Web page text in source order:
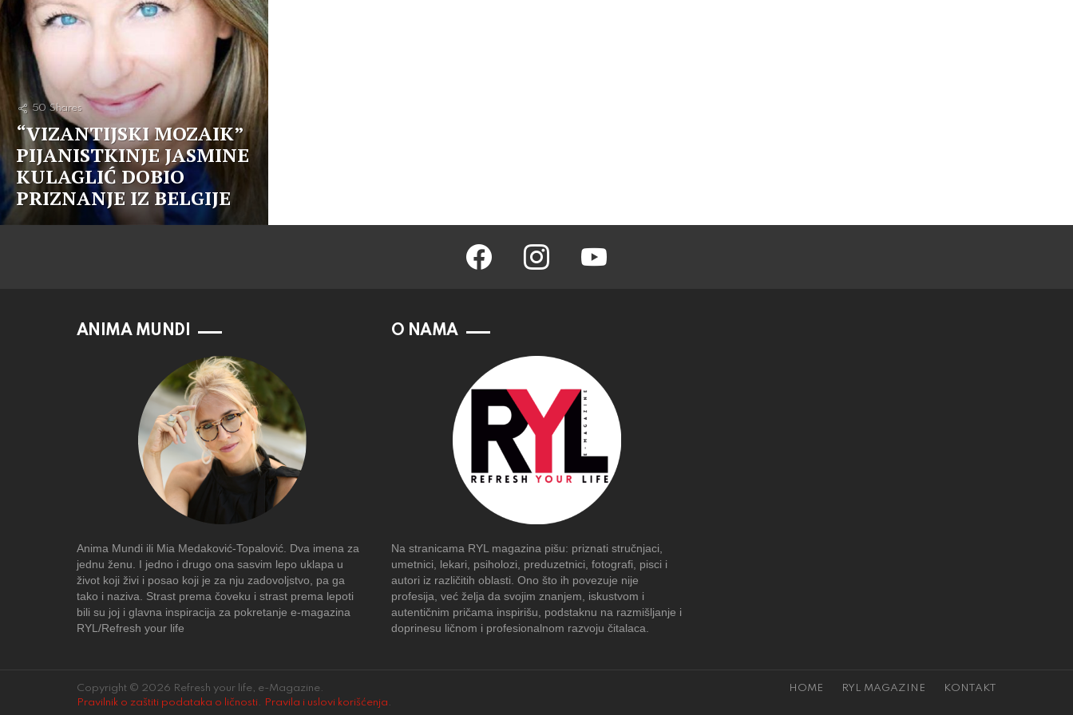
50 Shares
“VIZANTIJSKI MOZAIK”
PIJANISTKINJE JASMINE
KULAGLIĆ DOBIO
PRIZNANJE IZ BELGIJE
facebook instagram youtube
ANIMA MUNDI
Anima Mundi ili Mia Medaković-Topalović. Dva imena za
jednu ženu. I jedno i drugo ona sasvim lepo uklapa u
život koji živi i posao koji je za nju zadovoljstvo, pa ga
tako i naziva. Strast prema čoveku i strast prema lepoti
bili su joj i glavna inspiracija za pokretanje e-magazina
RYL/Refresh your life
O NAMA
Na stranicama RYL magazina pišu: priznati stručnjaci,
umetnici, lekari, psiholozi, preduzetnici, fotografi, pisci i
autori iz različitih oblasti. Ono što ih povezuje nije
profesija, već želja da svojim znanjem, iskustvom i
autentičnim pričama inspirišu, podstaknu na razmišljanje i
doprinesu ličnom i profesionalnom razvoju čitalaca.
Copyright © 2026 Refresh your life, e-Magazine.
Pravilnik o zaštiti podataka o ličnosti . Pravila i uslovi korišćenja .
HOME RYL MAGAZINE KONTAKT